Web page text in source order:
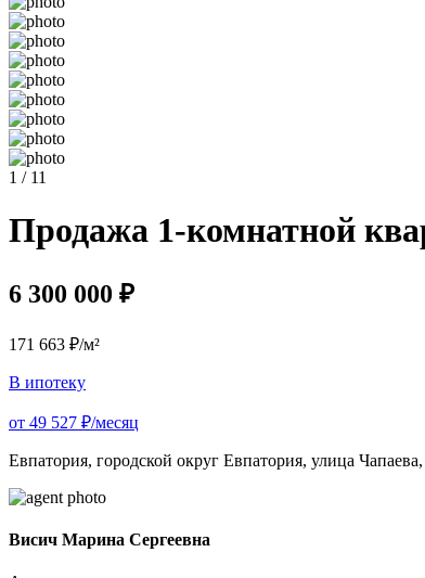
1 / 11
Продажа 1-комнатной
6 300 000 ₽
171 663 ₽/м²
В ипотеку
от 49 527 ₽/месяц
Евпатория, городской округ Евпатория, улица
Висич Марина Сергеевна